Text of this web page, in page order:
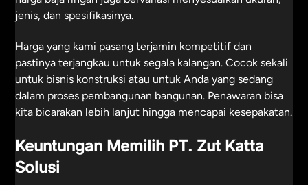
jenis, dan spesifikasinya.
Harga yang kami pasang terjamin kompetitif dan
pastinya terjangkau untuk segala kalangan. Cocok sekali
untuk bisnis konstruksi atau untuk Anda yang sedang
dalam proses pembangunan bangunan. Penawaran bisa
kita bicarakan lebih lanjut hingga mencapai kesepakatan.
Keuntungan Memilih PT. Zut Katta
Solusi